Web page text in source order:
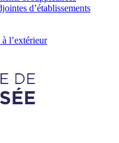
d’établissements
à l’extérieur